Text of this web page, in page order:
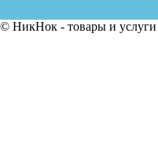
© НикНок - товары и услуги